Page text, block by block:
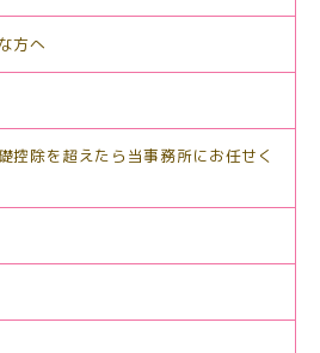
方へ
控除を超えたら当事務所にお任せく